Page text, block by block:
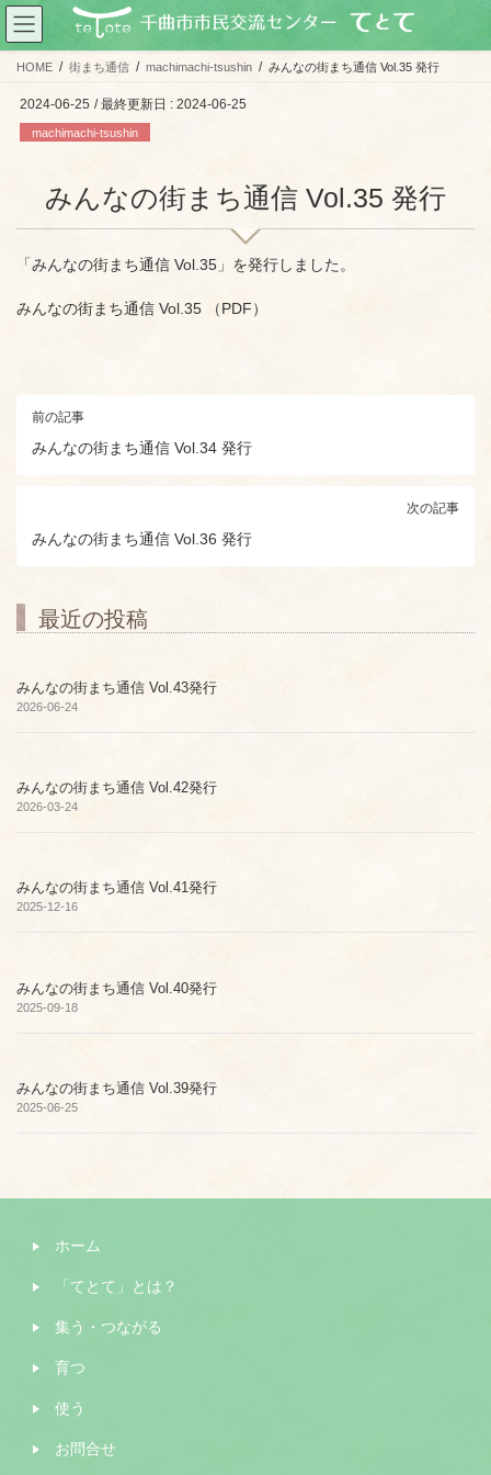
コ
ン
テ
ナ
ビ
ゲ
HOME 街まち通信 machimachi-tsushin みんなの街まち通信 Vol.35 発行
2024-06-25 / 最終更新日 : 2024-06-25
machimachi-tsushin
みんなの街まち通信 Vol.35 発行
「みんなの街まち通信 Vol.35」を発行しました。
みんなの街まち通信 Vol.35 （PDF）
前の記事
みんなの街まち通信 Vol.34 発行
次の記事
みんなの街まち通信 Vol.36 発行
最近の投稿
みんなの街まち通信 Vol.43発行
2026-06-24
みんなの街まち通信 Vol.42発行
2026-03-24
みんなの街まち通信 Vol.41発行
2025-12-16
みんなの街まち通信 Vol.40発行
2025-09-18
みんなの街まち通信 Vol.39発行
2025-06-25
ホーム
「てとて」とは？
集う・つながる
育つ
使う
お問合せ